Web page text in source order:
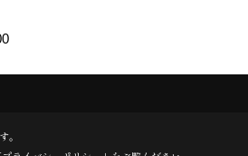
Ltd. All Rights Reserved.
。